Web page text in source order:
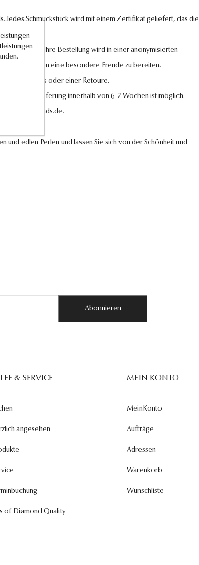
Jedes Schmuckstück wird mit einem Zertifikat geliefert, das die
Ihre Bestellung wird in einer anonymisierten
Ihren Liebsten eine besondere Freude zu bereiten.
Umtauschs oder einer Retoure.
Eine Lieferung innerhalb von 6-7 Wochen ist möglich.
diamonds.de.
und edlen Perlen und lassen Sie sich von der Schönheit und
Abonnieren
& SERVICE
angesehen
of Diamond Quality
MEIN KONTO
MeinKonto
Aufträge
Adressen
Warenkorb
Wunschliste